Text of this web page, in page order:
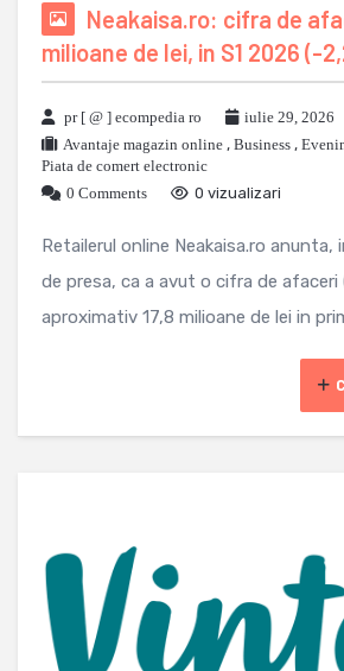
Neakaisa.ro: cifra de
milioane de lei, in S1 2026 (-
pr [ @ ] ecompedia ro
iulie 29, 2026
Avantaje magazin online , Business ,
Piata de comert electronic
0 Comments
0 vizualizari
Retailerul online Neakaisa.ro
de presa, ca a avut o cifra de afaceri
aproximativ 17,8 milioane de lei in